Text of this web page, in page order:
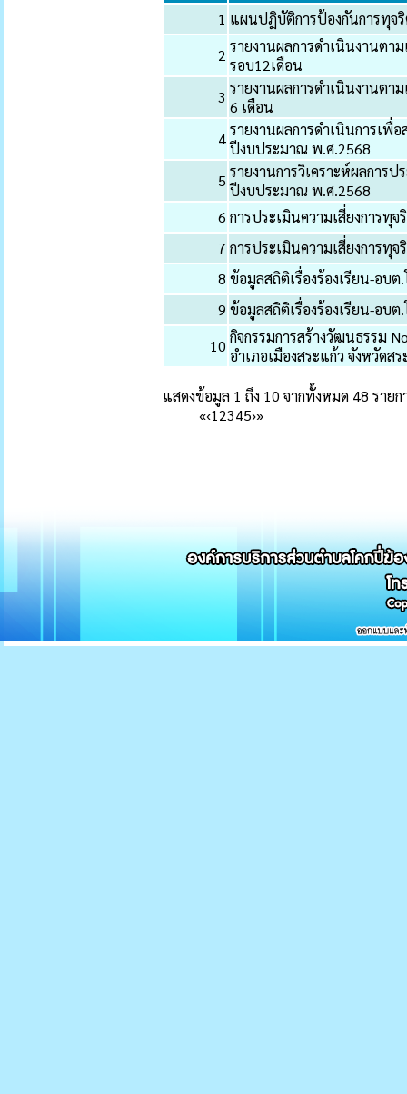
1 แผนปฎิบัติการป้องกันการทุจ
2 รายงานผลการดำเนินงานต
รอบ12เดือน
3 รายงานผลการดำเนินงานต
6 เดือน
4รายงานผลการดำเนินการเพื่
ปีงบประมาณ พ.ศ.2568
5 รายงานการวิเคราะห์ผลการ
ปีงบประมาณ พ.ศ.2568
6 การประเมินความเสี่ยงการทุ
7 การประเมินความเสี่ยงการทุ
8 ข้อมูลสถิติเรื่องร้องเรียน-อบต
9 ข้อมูลสถิติเรื่องร้องเรียน-อบต
10 กิจกรรมการสร้างวัฒนธรรม
อำเภอเมืองสระแก้ว จังหวัดส
แสดงข้อมูล 1 ถึง 10 จากทั้งหมด 48 รายก
«‹12345›»